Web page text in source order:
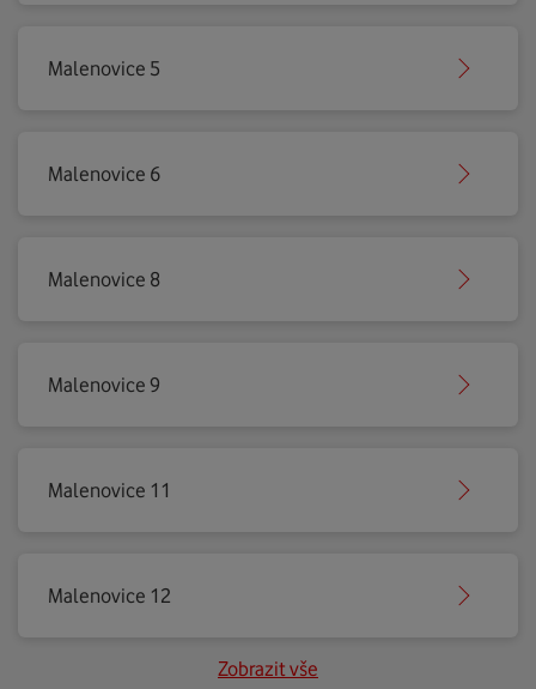
Malenovice 5
Malenovice 6
Malenovice 8
Malenovice 9
Malenovice 11
Malenovice 12
Zobrazit vše